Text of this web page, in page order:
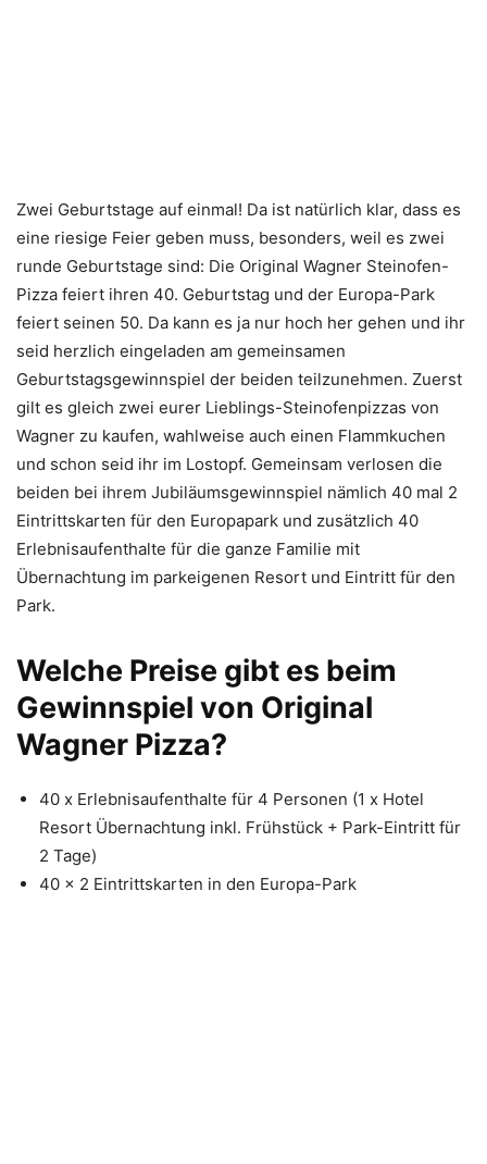
Zwei Geburtstage auf einmal! Da ist natürlich klar, dass es
eine riesige Feier geben muss, besonders, weil es zwei
runde Geburtstage sind: Die Original Wagner Steinofen-
Pizza feiert ihren 40. Geburtstag und der Europa-Park
feiert seinen 50. Da kann es ja nur hoch her gehen und ihr
seid herzlich eingeladen am gemeinsamen
Geburtstagsgewinnspiel der beiden teilzunehmen. Zuerst
gilt es gleich zwei eurer Lieblings-Steinofenpizzas von
Wagner zu kaufen, wahlweise auch einen Flammkuchen
und schon seid ihr im Lostopf. Gemeinsam verlosen die
beiden bei ihrem Jubiläumsgewinnspiel nämlich 40 mal 2
Eintrittskarten für den Europapark und zusätzlich 40
Erlebnisaufenthalte für die ganze Familie mit
Übernachtung im parkeigenen Resort und Eintritt für den
Park.
Welche Preise gibt es beim
Gewinnspiel von Original
Wagner Pizza?
40 x Erlebnisaufenthalte für 4 Personen (1 x Hotel
Resort Übernachtung inkl. Frühstück + Park-Eintritt für
2 Tage)
40 x 2 Eintrittskarten in den Europa-Park